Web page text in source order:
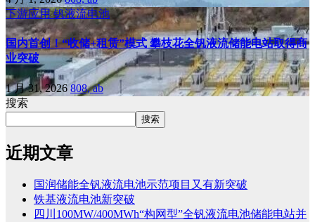
下游应用钒液流电池
国内首创！“收储+租赁”模式 攀枝花全钒液流储能电站取得商
业突破
1 月 31, 2026808, ab
搜索
搜索
近期文章
国润储能全钒液流电池示范项目又有新突破
铁基液流电池新突破
四川100MW/400MWh“构网型”全钒液流电池储能电站并